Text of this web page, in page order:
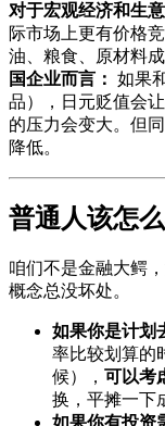
对于宏观经济和生意
际市场上更有价格
油、粮食、原材料
国企业而言： 如果
品），日元贬值会
的压力会变大。但
降低。
普通人该怎
咱们不是金融大鳄
概念总没坏处。
如果你是计划
率比较划算的
候）， 可以考
换，平摊一下
如果你有投资